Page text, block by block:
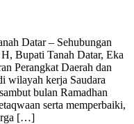
Datar – Sehubungan
Bupati Tanah Datar, Eka
Perangkat Daerah dan
wilayah kerja Saudara
bulan Ramadhan
serta memperbaiki,
[…]